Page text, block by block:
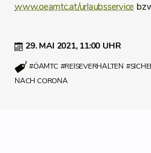
29. MAI 2021, 11:00 UHR
#ÖAMTC #REISEVERHALTEN
NACH CORONA
www.oeamtc.at/urlaubsservice